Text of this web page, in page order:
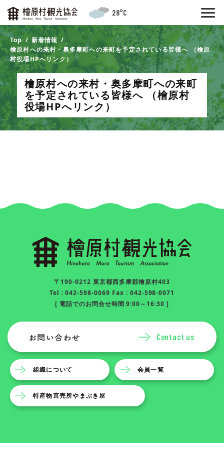
28°C
Top
新着情報
檜原村への来村・奥多摩町への来町を予定されている皆様へ （檜原
村役場HPへリンク）
檜原村への来村・奥多摩町への来町
を予定されている皆様へ （檜原村
役場HPへリンク）
〒190-0212 東京都西多摩郡檜原村403
Tel : 042-598-0069 Fax : 042-598-0071
[ 電話でのお問合せ時間 9:00～16:30 ]
Contact us
組織について 会員一覧
特産物直売所やまぶき屋